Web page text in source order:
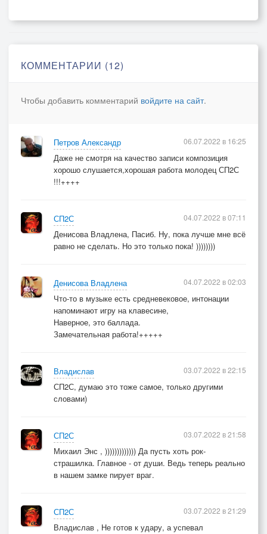
Пр:
Так спи мой мальчик засыпай
В аду нет места и не пустят в рай.
КОММЕНТАРИИ (12)
Чтобы добавить комментарий войдите на сайт.
Петров Александр
Даже не смотря на качество записи композиция
хорошо слушается,хорошая работа молодец СП2С
!!!++++
06.07.2022 в 16:25
СП2С
Денисова Владлена, Пасиб. Ну, пока лучше мне всё
равно не сделать. Но это только пока! ))))))))
04.07.2022 в 07:11
Денисова Владлена
Что-то в музыке есть средневековое, интонации
напоминают игру на клавесине,
Наверное, это баллада.
Замечательная работа!+++++
04.07.2022 в 02:03
Владислав
СП2С, думаю это тоже самое, только другими
словами)
03.07.2022 в 22:15
СП2С
Михаил Энс , ))))))))))))) Да пусть хоть рок-
страшилка. Главное - от души. Ведь теперь реально
в нашем замке пирует враг.
03.07.2022 в 21:58
СП2С
Владислав , Не готов к удару, а успевал
03.07.2022 в 21:29